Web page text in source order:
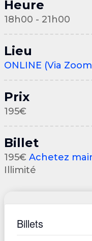
Heure
18h00 - 21h00
Lieu
ONLINE (Via
Prix
195€
Billet
195€ Achetez
Illimité
Billets